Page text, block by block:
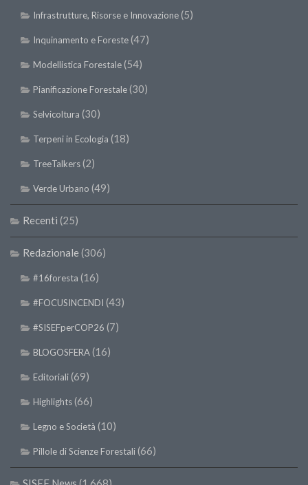
X Congresso (Firenze 2015)
V Congresso (Torino 2003)
IV Congresso (Potenza 2003)
III Congresso (Viterbo 2001)
II Congresso (Bologna 1999)
I Congresso (Padova 1997)
Redazione
Pagina Principale
Editoriali
Pillole di Scienze Forestali
Highlights
#FOCUSINCENDI
Cartella Stampa
Comunicati
Infografiche
PDF
Infrastrutture, Risorse e Innovazione(5)
Inquinamento e Foreste(47)
Modellistica Forestale(54)
Pianificazione Forestale(30)
Selvicoltura (30)
Terpeni in Ecologia (18)
TreeTalkers(2)
Verde Urbano (49)
Recenti (25)
Redazionale (306)
#16foresta (16)
#FOCUSINCENDI (43)
#SISEFperCOP26 (7)
BLOGOSFERA(16)
Editoriali(69)
Highlights(66)
Legno e Società (10)
Pillole di Scienze Forestali(66)